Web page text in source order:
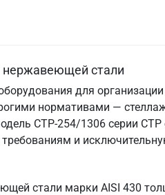
нержавеющей стали
для
нормативами —
СТР-254/1306 серии СТР
и
стали марки AISI 430